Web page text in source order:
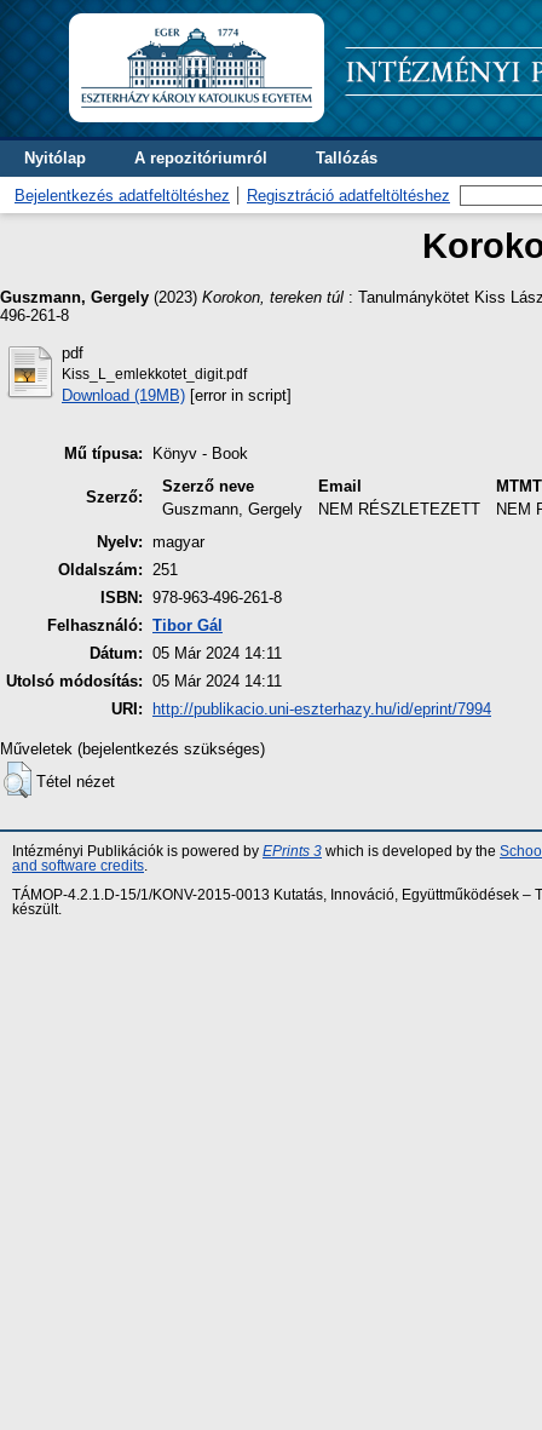
Nyitólap A repozitóriumról Tallózás
Bejelentkezés adatfeltöltéshez Regisztráció adatfeltöltéshez
Guszmann, Gergely (2023) Korokon, tereken túl : Tanulmánykötet Kiss
496-261-8
pdf
Kiss_L_emlekkotet_digit.pdf
Download (19MB) [error in script]
Mű típusa: Könyv - Book
Szerző:
Szerző neve Email
Guszmann, Gergely
NEM RÉSZLETEZETT
NEM
Nyelv: magyar
Oldalszám: 251
ISBN: 978-963-496-261-8
Felhasználó: Tibor Gál
Dátum: 05 Már 2024 14:11
Utolsó módosítás: 05 Már 2024 14:11
URI:
http://publikacio.uni-eszterhazy.hu/id/eprint/7994
Műveletek (bejelentkezés szükséges)
Tétel nézet
Intézményi Publikációk is powered by EPrints 3 which is developed by the
and software credits
TÁMOP-4.2.1.D-15/1/KONV-2015-0013 Kutatás, Innováció, Együttműködések
készült.